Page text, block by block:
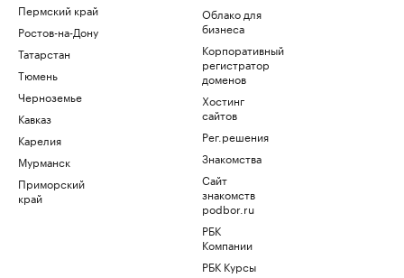
Пермский край
Ростов-на-Дону
Татарстан
Тюмень
Черноземье
Кавказ
Карелия
Мурманск
Приморский
край
Облако для
бизнеса
Корпоративный
регистратор
доменов
Хостинг
сайтов
Рег.решения
Знакомства
Сайт
знакомств
podbor.ru
РБК
Компании
РБК Курсы